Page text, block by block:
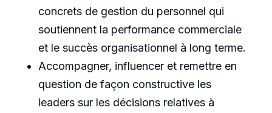
concrets de gestion du personnel qui
soutiennent la performance commerciale
et le succès organisationnel à long terme.
Accompagner, influencer et remettre en
question de façon constructive les
leaders sur les décisions relatives à